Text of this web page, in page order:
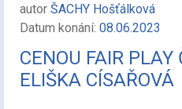
autor ŠACHY Hošťálková
Datum konání: 08.06.2023
CENOU FAIR
ELIŠKA CÍSAŘOVÁ